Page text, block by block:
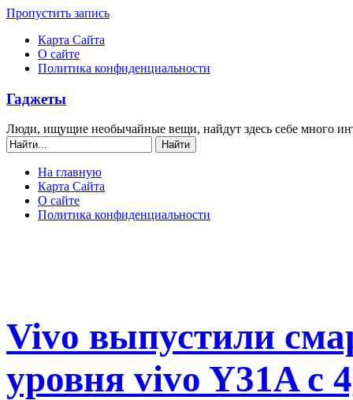
Пропустить запись
Карта Сайта
О сайте
Политика конфиденциальности
Гаджеты
Люди, ищущие необычайные вещи, найдут здесь себе много
На главную
Карта Сайта
О сайте
Политика конфиденциальности
Vivo выпустили
уровня vivo Y31A с